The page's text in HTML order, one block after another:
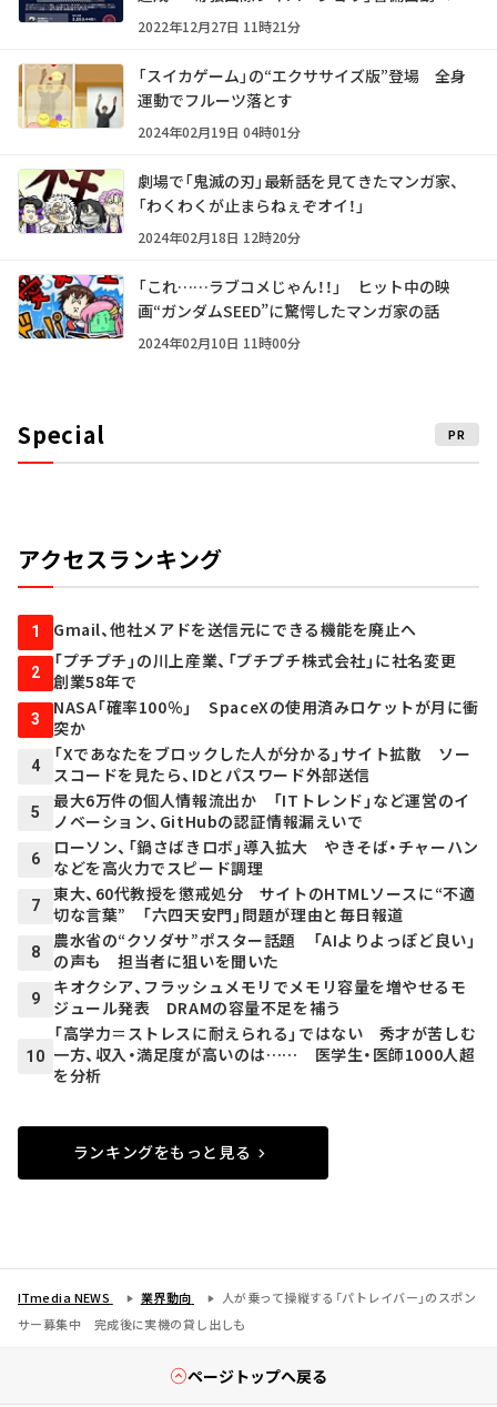
2022年12月27日 11時21分
「スイカゲーム」の“エクササイズ版”登場 全身
運動でフルーツ落とす
2024年02月19日 04時01分
劇場で「鬼滅の刃」最新話を見てきたマンガ家、
「わくわくが止まらねぇぞオイ！」
2024年02月18日 12時20分
「これ……ラブコメじゃん！！」 ヒット中の映
画“ガンダムSEED”に驚愕したマンガ家の話
2024年02月10日 11時00分
Special PR
アクセスランキング
1 Gmail、他社メアドを送信元にできる機能を廃止へ
2
「プチプチ」の川上産業、「プチプチ株式会社」に社名変更
創業58年で
3
NASA「確率100％」 SpaceXの使用済みロケットが月に衝
突か
4
「Xであなたをブロックした人が分かる」サイト拡散 ソー
スコードを見たら、IDとパスワード外部送信
5
最大6万件の個人情報流出か 「ITトレンド」など運営のイ
ノベーション、GitHubの認証情報漏えいで
6
ローソン、「鍋さばきロボ」導入拡大 やきそば・チャーハン
などを高火力でスピード調理
7
東大、60代教授を懲戒処分 サイトのHTMLソースに“不適
切な言葉” 「六四天安門」問題が理由と毎日報道
8
農水省の“クソダサ”ポスター話題 「AIよりよっぽど良い」
の声も 担当者に狙いを聞いた
9
キオクシア、フラッシュメモリでメモリ容量を増やせるモ
ジュール発表 DRAMの容量不足を補う
10
「高学力＝ストレスに耐えられる」ではない 秀才が苦しむ
一方、収入・満足度が高いのは…… 医学生・医師1000人超
を分析
ランキングをもっと見る
ITmedia NEWS 業界動向
人が乗って操縦する「パトレイバー」のスポン
サー募集中 完成後に実機の貸し出しも
ページトップへ戻る